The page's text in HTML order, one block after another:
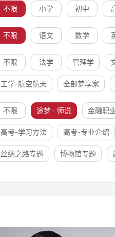
不限 小学 初中
不限 语文 数学
不限 法学 管理学
工学-航空航天 全部梦享家
不限 途梦 · 师说 金融职
高考-学习方法 高考-专业介绍
丝绸之路专题 博物馆专题